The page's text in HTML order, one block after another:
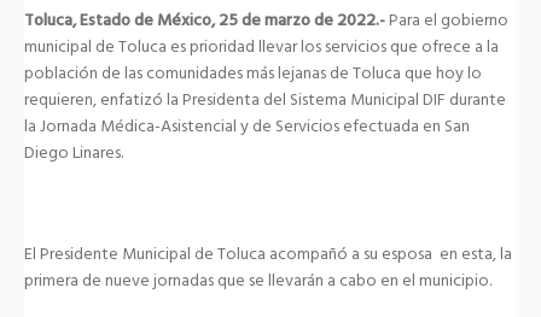
Toluca, Estado de México, 25 de marzo de 2022.-Para el gobierno
municipal de Toluca es prioridad llevar los servicios que ofrece a la
población de las comunidades más lejanas de Toluca que hoy lo
requieren, enfatizó la Presidenta del Sistema Municipal DIF durante
la Jornada Médica-Asistencial y de Servicios efectuada en San
Diego Linares.
El Presidente Municipal de Toluca acompañó a su esposa en esta, la
primera de nueve jornadas que se llevarán a cabo en el municipio.